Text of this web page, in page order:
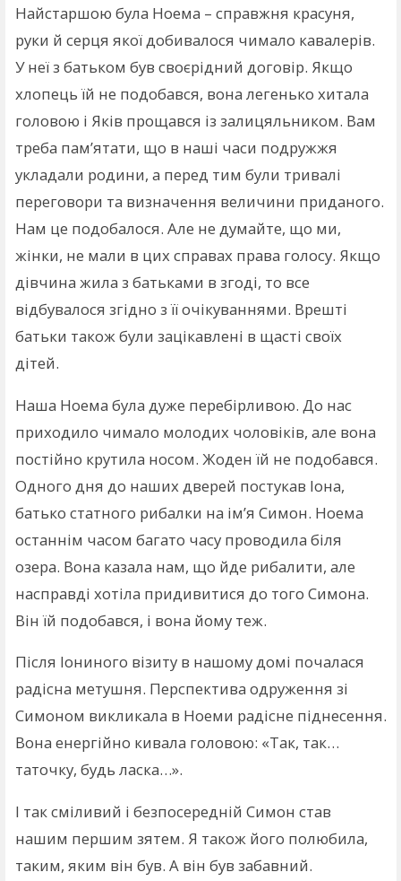
Найстаршою була Ноема – справжня красуня,
руки й серця якої добивалося чимало кавалерів.
У неї з батьком був своєрідний договір. Якщо
хлопець їй не подобався, вона легенько хитала
головою і Яків прощався із залицяльником. Вам
треба пам’ятати, що в наші часи подружжя
укладали родини, а перед тим були тривалі
переговори та визначення величини приданого.
Нам це подобалося. Але не думайте, що ми,
жінки, не мали в цих справах права голосу. Якщо
дівчина жила з батьками в згоді, то все
відбувалося згідно з її очікуваннями. Врешті
батьки також були зацікавлені в щасті своїх
дітей.
Наша Ноема була дуже перебірливою. До нас
приходило чимало молодих чоловіків, але вона
постійно крутила носом. Жоден їй не подобався.
Одного дня до наших дверей постукав Іона,
батько статного рибалки на ім’я Симон. Ноема
останнім часом багато часу проводила біля
озера. Вона казала нам, що йде рибалити, але
насправді хотіла придивитися до того Симона.
Він їй подобався, і вона йому теж.
Після Іониного візиту в нашому домі почалася
радісна метушня. Перспектива одруження зі
Симоном викликала в Ноеми радісне піднесення.
Вона енергійно кивала головою: «Так, так…
таточку, будь ласка…».
І так сміливий і безпосередній Симон став
нашим першим зятем. Я також його полюбила,
таким, яким він був. А він був забавний.